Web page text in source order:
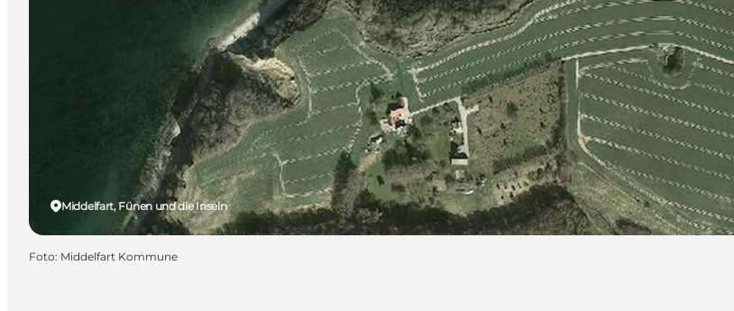
Middelfart, Fünen und die Inseln
Foto: Middelfart Kommune